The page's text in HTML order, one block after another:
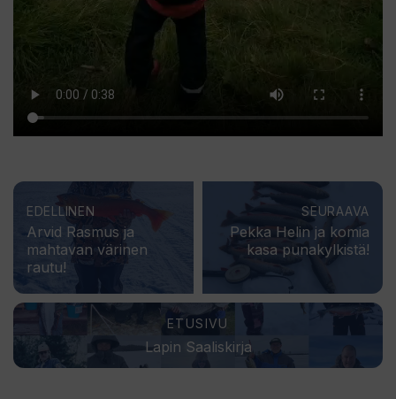
EDELLINEN
Arvid Rasmus ja
mahtavan värinen
rautu!
ETUSIVU
Lapin Saaliskirja
SEURAAVA
Pekka Helin ja komia
kasa punakylkistä!